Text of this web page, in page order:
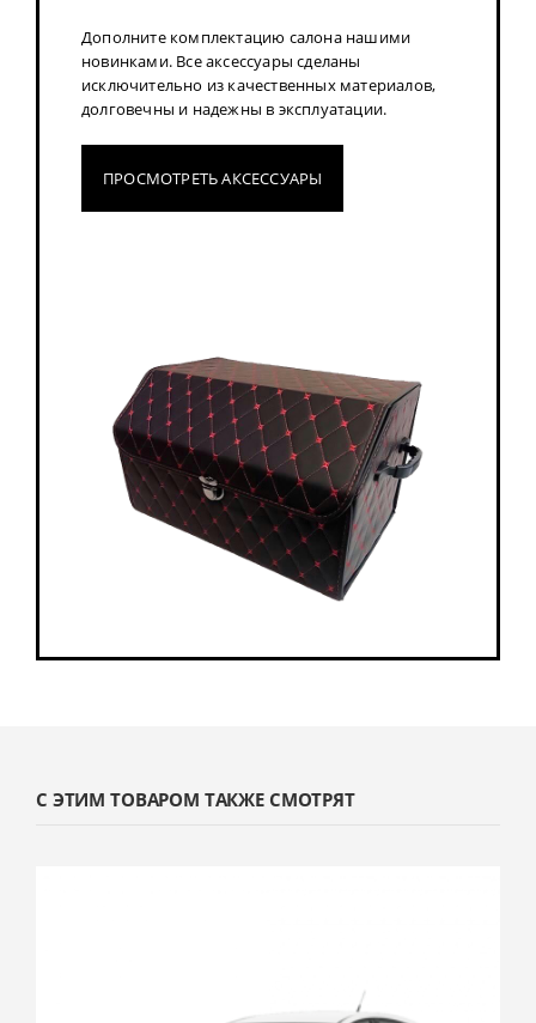
Дополните комплектацию салона нашими
новинками. Все аксессуары сделаны
исключительно из качественных материалов,
долговечны и надежны в эксплуатации.
ПРОСМОТРЕТЬ АКСЕССУАРЫ
С ЭТИМ ТОВАРОМ ТАКЖЕ СМОТРЯТ